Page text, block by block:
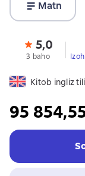
Matn
5,0
3 baho
Kitob ingliz
95